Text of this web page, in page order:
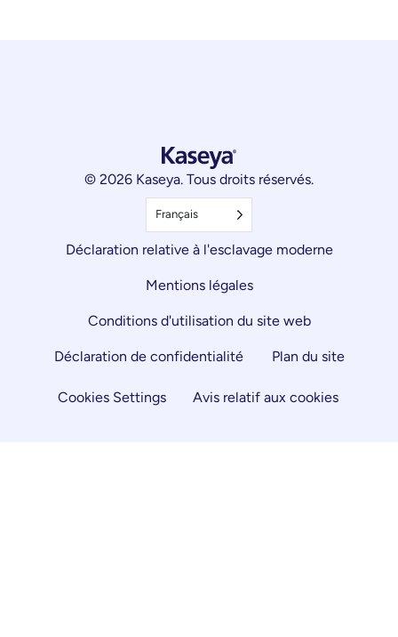
© 2026 Kaseya. Tous droits réservés.
Français
Déclaration relative à l'esclavage moderne
Mentions légales
Conditions d'utilisation du site web
Déclaration de confidentialité Plan du site
Cookies Settings Avis relatif aux cookies